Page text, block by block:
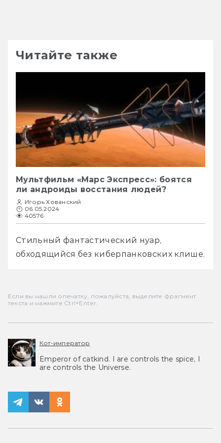
Читайте также
Мультфильм «Марс Экспресс»: боятся
ли андроиды восстания людей?
Игорь Хованский
06.05.2024
40576
Стильный фантастический нуар,
обходящийся без киберпанковских клише.
Если вы нашли опечатку, пожалуйста, выделите фрагмент
текста и нажмите Ctrl+Enter.
Кот-император
Emperor of catkind. I are controls the spice, I
are controls the Universe.